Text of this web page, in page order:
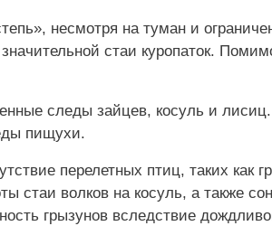
несмотря на туман и
стаи куропаток.
следы зайцев, косуль и
пищухи.
перелетных птиц, таких как
стаи волков на косуль, а также
грызунов вследствие